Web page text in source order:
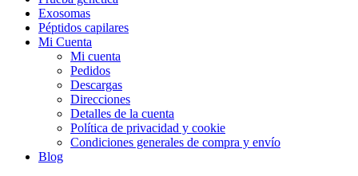
Exosomas
Péptidos capilares
Mi Cuenta
Mi cuenta
Pedidos
Descargas
Direcciones
Detalles de la cuenta
Política de privacidad y cookie
Condiciones generales de compra y envío
Blog